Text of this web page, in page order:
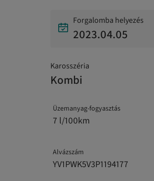
Forgalomba helyezés
2023.04.05
Karosszéria
Kombi
Üzemanyag-fogyasztás
7 l/100km
Alvázszám
YV1PWK5V3P1194177